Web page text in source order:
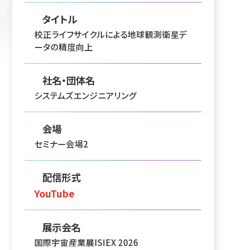
タイトル
校正ライフサイクルによる地球観測衛星デ
ータの精度向上
社名・団体名
システムズエンジニアリング
会場
セミナー会場2
配信形式
YouTube
展示会名
国際宇宙産業展ISIEX 2026